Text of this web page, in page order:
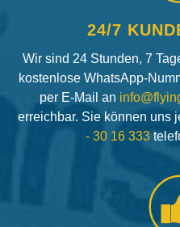
24/7
Wir sind 24 Stunden, 7
kostenlose WhatsApp-
per E-Mail an
erreichbar. Sie können uns
- 30 16 333